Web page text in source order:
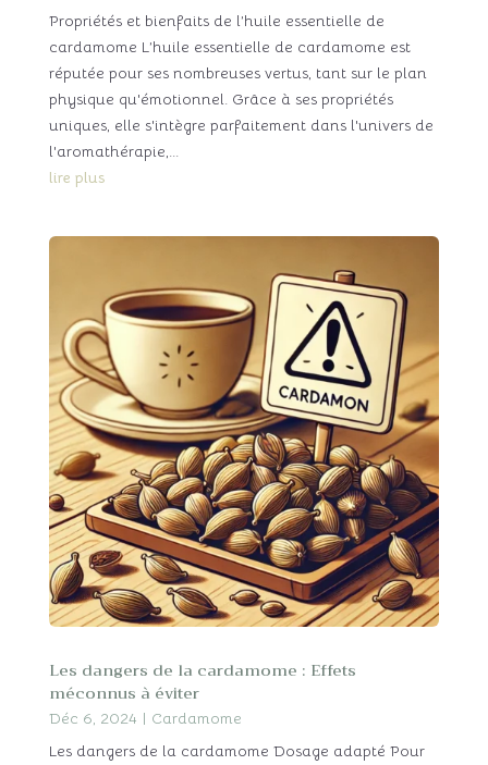
Propriétés et bienfaits de l’huile essentielle de
cardamome L’huile essentielle de cardamome est
réputée pour ses nombreuses vertus, tant sur le plan
physique qu'émotionnel. Grâce à ses propriétés
uniques, elle s'intègre parfaitement dans l'univers de
l'aromathérapie,...
lire plus
Les dangers de la cardamome : Effets
méconnus à éviter
Déc 6, 2024 | Cardamome
Les dangers de la cardamome Dosage adapté Pour